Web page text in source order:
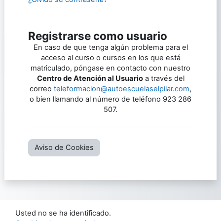
Registrarse como usuario
En caso de que tenga algún problema para el
acceso al curso o cursos en los que está
matriculado, póngase en contacto con nuestro
Centro de Atención al Usuarioa través del
correo teleformacion@autoescuelaselpilar.com,
o bien llamando al número de teléfono 923 286
507.
Aviso de Cookies
Usted no se ha identificado.